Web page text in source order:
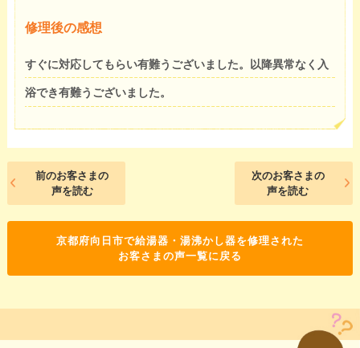
修理後の感想
すぐに対応してもらい有難うございました。以降異常なく入
浴でき有難うございました。
前のお客さまの
声を読む
次のお客さまの
声を読む
京都府向日市で給湯器・湯沸かし器を修理された
お客さまの声一覧に戻る